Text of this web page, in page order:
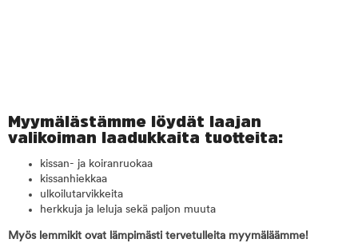
Myymälästämme löydät laajan
valikoiman laadukkaita tuotteita:
kissan- ja koiranruokaa
kissanhiekkaa
ulkoilutarvikkeita
herkkuja ja leluja sekä paljon muuta
Myös lemmikit ovat lämpimästi tervetulleita myymäläämme!